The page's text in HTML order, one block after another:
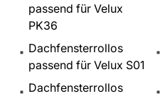
passend für Velux
PK36
Dachfensterrollos
passend für Velux S01
Dachfensterrollos